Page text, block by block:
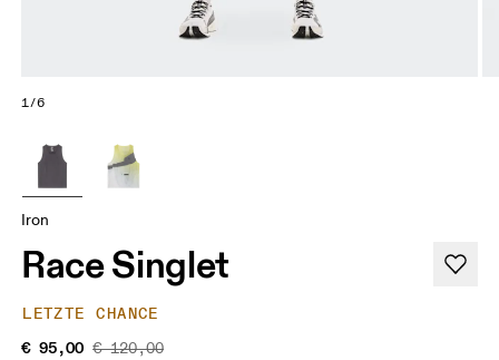
1/6
Iron
Race Singlet
LETZTE CHANCE
€ 95,00 € 120,00